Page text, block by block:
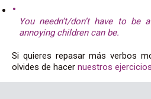
You needn’t/don’t have to
annoying children can be.
Si quieres repasar más verbos
olvides de hacer nuestros ejercicios